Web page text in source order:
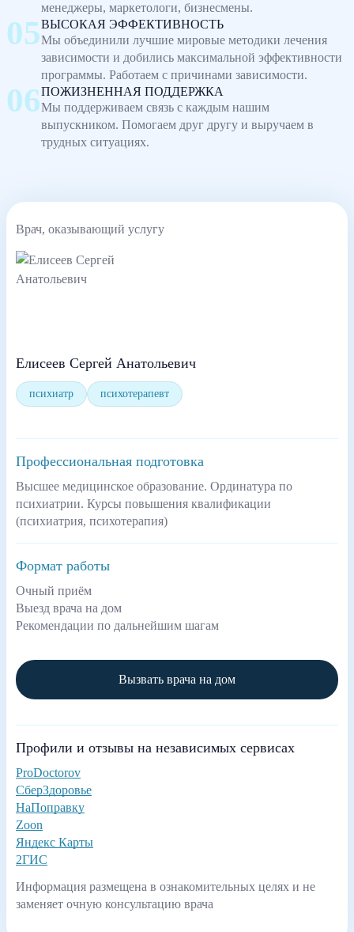
менеджеры, маркетологи, бизнесмены.
ВЫСОКАЯ ЭФФЕКТИВНОСТЬ
Мы объединили лучшие мировые методики лечения
зависимости и добились максимальной эффективности
программы. Работаем с причинами зависимости.
ПОЖИЗНЕННАЯ ПОДДЕРЖКА
Мы поддерживаем связь с каждым нашим
выпускником. Помогаем друг другу и выручаем в
трудных ситуациях.
Врач, оказывающий услугу
Елисеев Сергей Анатольевич
психиатр психотерапевт
Профессиональная подготовка
Высшее медицинское образование. Ординатура по
психиатрии. Курсы повышения квалификации
(психиатрия, психотерапия)
Формат работы
Очный приём
Выезд врача на дом
Рекомендации по дальнейшим шагам
Вызвать врача на дом
Профили и отзывы на независимых сервисах
ProDoctorov
СберЗдоровье
НаПоправку
Zoon
Яндекс Карты
2ГИС
Информация размещена в ознакомительных целях и не
заменяет очную консультацию врача